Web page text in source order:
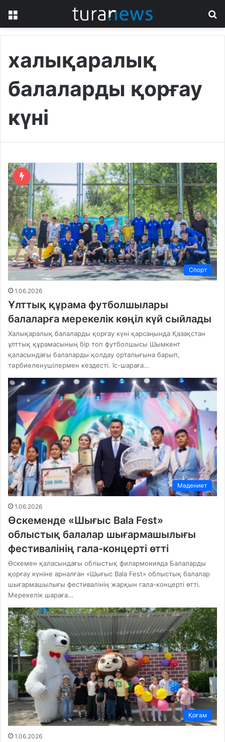
халықаралық
балаларды қорғау
күні
Спорт
1.06.2026
Ұлттық құрама футболшылары
балаларға мерекелік көңіл күй сыйлады
Халықаралық балаларды қорғау күні қарсаңында Қазақстан
ұлттық құрамасының бір топ футболшысы Шымкент
қаласындағы балаларды қолдау орталығына барып,
тәрбиеленушілермен кездесті. Іс-шараға…
Мәдениет
1.06.2026
Өскеменде «Шығыс Bala Fest»
облыстық балалар шығармашылығы
фестивалінің гала-концерті өтті
Өскемен қаласындағы облыстық филармонияда Балаларды
қорғау күніне арналған «Шығыс Bala Fest» облыстық балалар
шығармашылығы фестивалінің жарқын гала-концерті өтті.
Мерекелік шараға…
Қоғам
1.06.2026